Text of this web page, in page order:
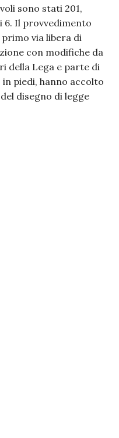
sono stati 201,
6. Il provvedimento
via libera di
con modifiche da
della Lega e parte di
in piedi, hanno accolto
disegno di legge